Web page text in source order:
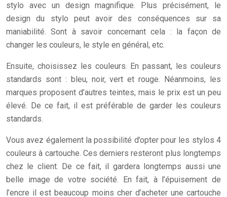
stylo avec un design magnifique. Plus précisément, le
design du stylo peut avoir des conséquences sur sa
maniabilité. Sont à savoir concernant cela : la façon de
changer les couleurs, le style en général, etc.
Ensuite, choisissez les couleurs. En passant, les couleurs
standards sont : bleu, noir, vert et rouge. Néanmoins, les
marques proposent d’autres teintes, mais le prix est un peu
élevé. De ce fait, il est préférable de garder les couleurs
standards.
Vous avez également la possibilité d’opter pour les stylos 4
couleurs à cartouche. Ces derniers resteront plus longtemps
chez le client. De ce fait, il gardera longtemps aussi une
belle image de votre société. En fait, à l’épuisement de
l’encre il est beaucoup moins cher d’acheter une cartouche